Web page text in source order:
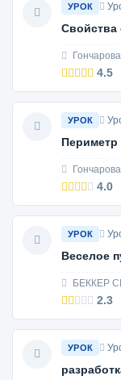
УРОК
Свойства
4.5
УРОК
Периметр
4.0
УРОК
Веселое
БЕККЕР
2.3
УРОК